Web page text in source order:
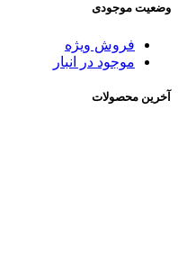
وضعیت موجودی
فروش ویژه
موجود در انبار
آخرین محصولات